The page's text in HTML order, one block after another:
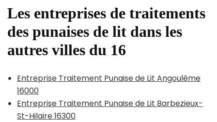
Les entreprises de traitements
des punaises de lit dans les
autres villes du 16
Entreprise Traitement Punaise de Lit Angoulême
16000
Entreprise Traitement Punaise de Lit Barbezieux-
St-Hilaire 16300